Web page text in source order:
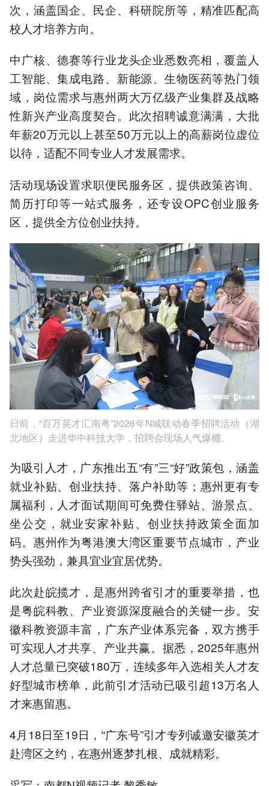
次，涵盖国企、民企、科研院所等，精准匹配高
校人才培养方向。
中广核、德赛等行业龙头企业悉数亮相，覆盖人
工智能、集成电路、新能源、生物医药等热门领
域，岗位需求与惠州两大万亿级产业集群及战略
性新兴产业高度契合。此次招聘诚意满满，大批
年薪20万元以上甚至50万元以上的高薪岗位虚位
以待，适配不同专业人才发展需求。
活动现场设置求职便民服务区，提供政策咨询、
简历打印等一站式服务，还专设OPC创业服务
区，提供全方位创业扶持。
日前，“百万英才汇南粤”2026年N城联动春季招聘活动（湖
北地区）走进华中科技大学，招聘会现场人气爆棚。
为吸引人才，广东推出五“有”三“好”政策包，涵盖
就业补贴、创业扶持、落户补助等；惠州更有专
属福利，人才面试期间可免费住驿站、游景点、
坐公交，就业安家补贴、创业扶持政策全面加
码。惠州作为粤港澳大湾区重要节点城市，产业
势头强劲，兼具宜业宜居优势。
此次赴皖揽才，是惠州跨省引才的重要举措，也
是粤皖科教、产业资源深度融合的关键一步。安
徽科教资源丰富，广东产业体系完备，双方携手
可实现人才共享、产业共赢。据悉，2025年惠州
人才总量已突破180万，连续多年入选相关人才友
好型城市榜单，此前引才活动已吸引超13万名人
才来惠留惠。
4月18日至19日，“广东号”引才专列诚邀安徽英才
赴湾区之约，在惠州逐梦扎根、成就精彩。